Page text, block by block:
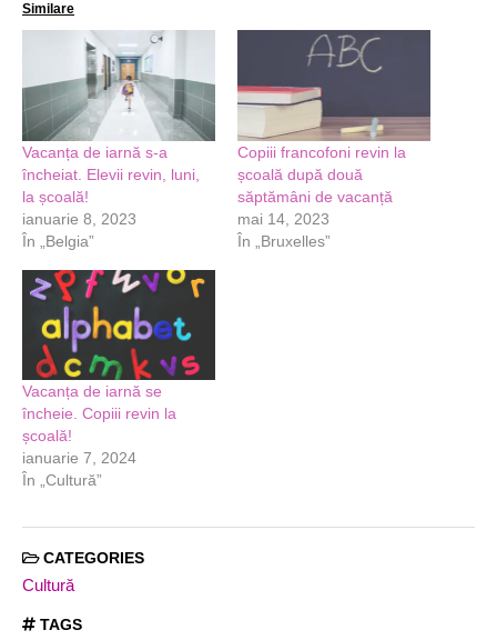
Similare
Vacanța de iarnă s-a
încheiat. Elevii revin, luni,
la școală!
ianuarie 8, 2023
În „Belgia”
Copiii francofoni revin la
școală după două
săptămâni de vacanță
mai 14, 2023
În „Bruxelles”
Vacanța de iarnă se
încheie. Copiii revin la
școală!
ianuarie 7, 2024
În „Cultură”
CATEGORIES
Cultură
TAGS